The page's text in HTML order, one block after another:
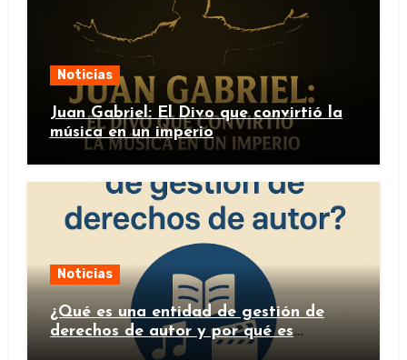
Noticias
Juan Gabriel: El Divo que convirtió la
música en un imperio
Noticias
¿Qué es una entidad de gestión de
derechos de autor y por qué es
importante?